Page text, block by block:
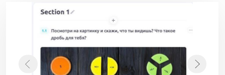
СТОИМОСТЬ
АБОНЕМЕНТОВ